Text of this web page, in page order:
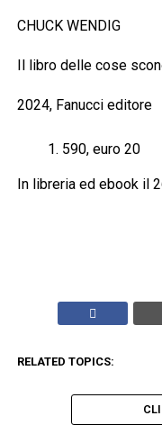
CHUCK WENDIG
Il libro delle cose
2024, Fanucci editore
590, euro 20
In libreria ed ebook il
RELATED TOPICS: